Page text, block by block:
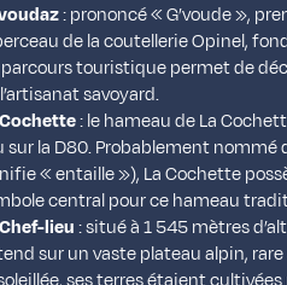
: prononcé « G’voude »,
de la coutellerie Opinel,
touristique permet de
savoyard.
: le hameau de La
sur la D80. Probablement nommé
« entaille »), La Cochette
central pour ce hameau
lieu: situé à 1 545 mètres
sur un vaste plateau alpin,